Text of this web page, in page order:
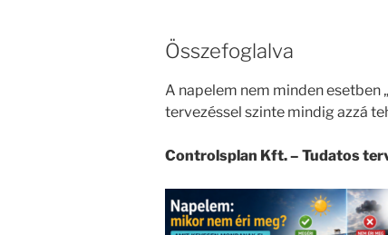
Összefoglalva
A napelem nem minden esetben
tervezéssel szinte mindig azzá
Controlsplan Kft. – Tudatos